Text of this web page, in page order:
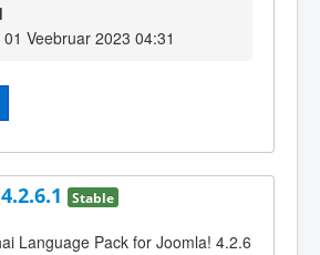
Veebruar 2023 04:31
Stable
Language Pack for Joomla! 4.2.6